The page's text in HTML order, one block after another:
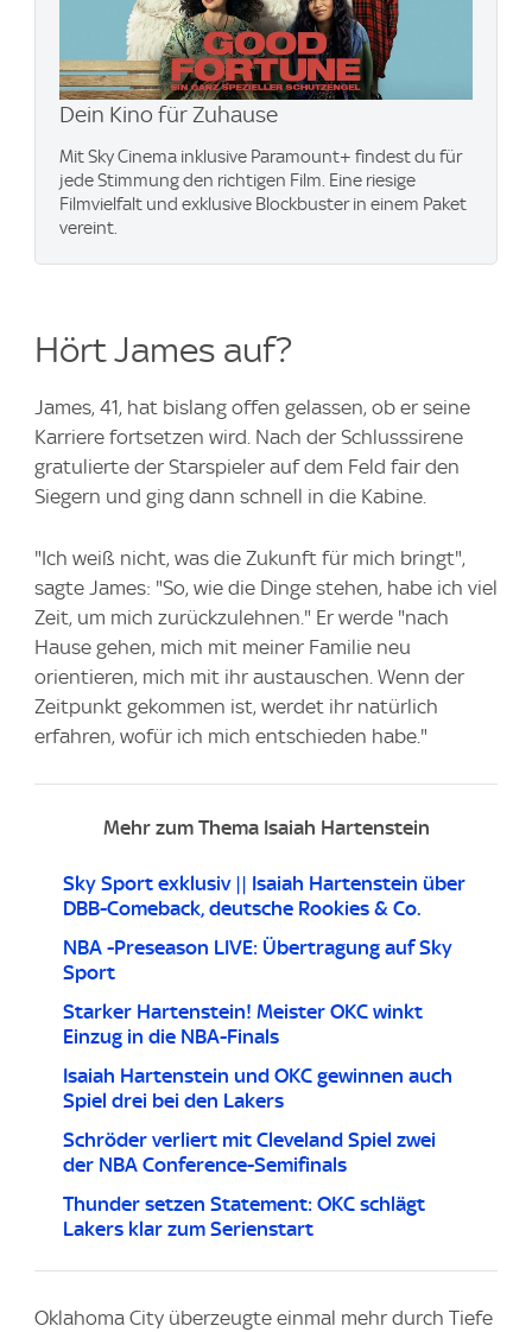
Dein Kino für Zuhause
Mit Sky Cinema inklusive Paramount+​ findest du für
jede Stimmung den richtigen Film. Eine riesige
Filmvielfalt und exklusive Blockbuster in einem Paket
vereint.
Hört James auf?
James, 41, hat bislang offen gelassen, ob er seine
Karriere fortsetzen wird. Nach der Schlusssirene
gratulierte der Starspieler auf dem Feld fair den
Siegern und ging dann schnell in die Kabine.
"Ich weiß nicht, was die Zukunft für mich bringt",
sagte James: "So, wie die Dinge stehen, habe ich viel
Zeit, um mich zurückzulehnen." Er werde "nach
Hause gehen, mich mit meiner Familie neu
orientieren, mich mit ihr austauschen. Wenn der
Zeitpunkt gekommen ist, werdet ihr natürlich
erfahren, wofür ich mich entschieden habe."
Mehr zum Thema Isaiah Hartenstein
Sky Sport exklusiv || Isaiah Hartenstein über
DBB-Comeback, deutsche Rookies & Co.
NBA -Preseason LIVE: Übertragung auf Sky
Sport
Starker Hartenstein! Meister OKC winkt
Einzug in die NBA-Finals
Isaiah Hartenstein und OKC gewinnen auch
Spiel drei bei den Lakers
Schröder verliert mit Cleveland Spiel zwei
der NBA Conference-Semifinals
Thunder setzen Statement: OKC schlägt
Lakers klar zum Serienstart
Oklahoma City überzeugte einmal mehr durch Tiefe